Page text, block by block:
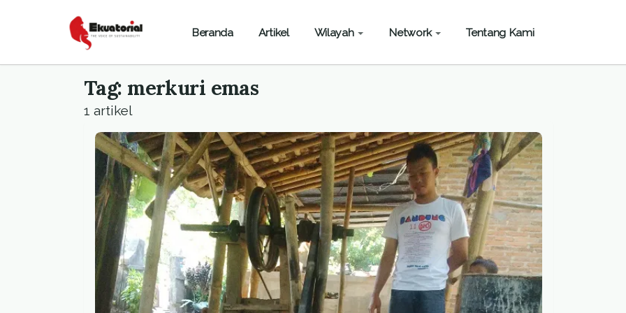
Beranda Artikel Wilayah Network Tentang Kami
Tag: merkuri emas
1 artikel